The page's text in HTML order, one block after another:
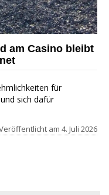
am Casino bleibt
für
sich dafür
am 4. Juli 2026